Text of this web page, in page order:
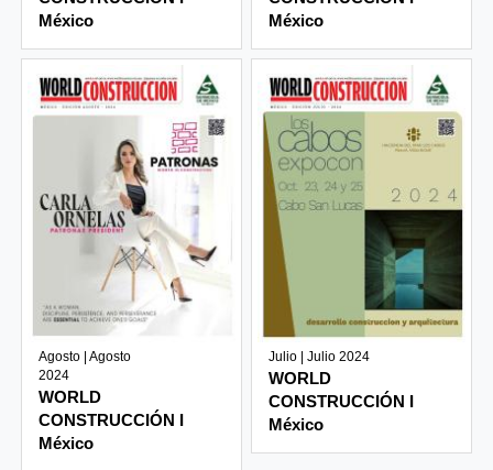
México
México
Agosto | Agosto
2024
WORLD
CONSTRUCCIÓN I
México
Julio | Julio 2024
WORLD
CONSTRUCCIÓN I
México